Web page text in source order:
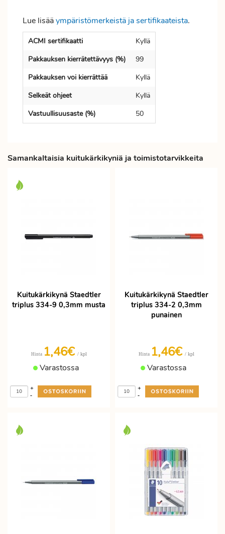
Lue lisääympäristömerkeistä ja sertifikaateista.
ACMI sertifikaatti
Kyllä
Pakkauksen kierrätettävyys (%)
99
Pakkauksen voi kierrättää
Kyllä
Selkeät ohjeet
Kyllä
Vastuullisuusaste (%)
50
Samankaltaisia kuitukärkikyniä ja toimistotarvikkeita
Kuitukärkikynä Staedtler
triplus 334-9 0,3mm musta
Hinta 1,46€ / kpl
Varastossa
-
+
Kuitukärkikynä Staedtler
triplus 334-2 0,3mm
punainen
Hinta 1,46€ / kpl
Varastossa
-
+